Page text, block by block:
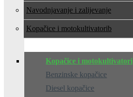
Navodnjavanje i zalijevanje
Kopačice i motokultivatori
Kopačice i motokultivatori
Benzinske kopačice
Diesel kopačice